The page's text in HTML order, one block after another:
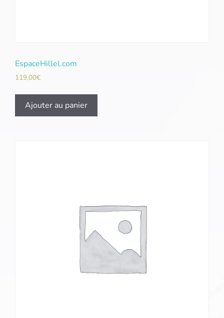
EspaceHillel.com
119,00€
Ajouter au panier